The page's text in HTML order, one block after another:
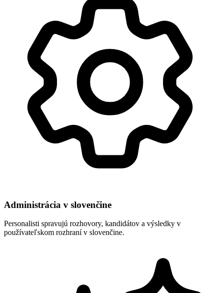
Administrácia v slovenčine
Personalisti spravujú rozhovory, kandidátov a výsledky v
používateľskom rozhraní v slovenčine.